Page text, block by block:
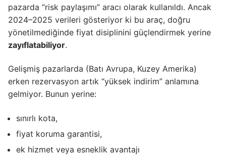
pazarda “risk paylaşımı” aracı olarak kullanıldı. Ancak
2024–2025 verileri gösteriyor ki bu araç, doğru
yönetilmediğinde fiyat disiplinini güçlendirmek yerine
zayıflatabiliyor.
Gelişmiş pazarlarda (Batı Avrupa, Kuzey Amerika)
erken rezervasyon artık “yüksek indirim” anlamına
gelmiyor. Bunun yerine:
sınırlı kota,
fiyat koruma garantisi,
ek hizmet veya esneklik avantajı